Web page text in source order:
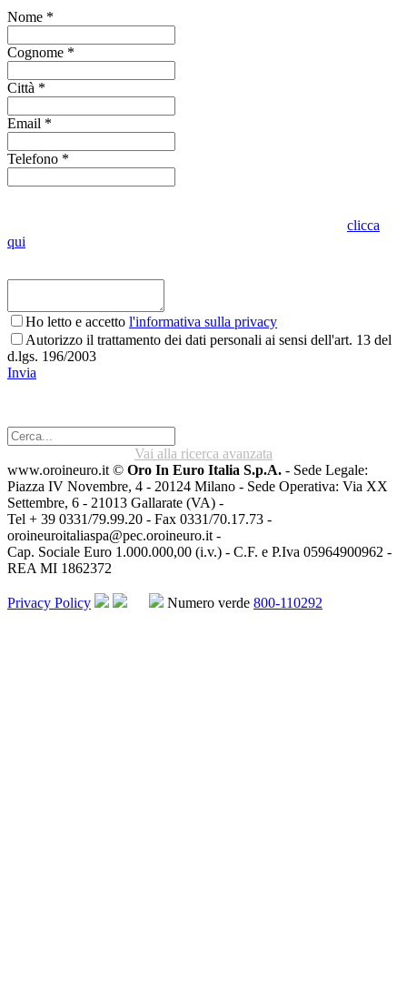
Nome *
Cognome *
Città *
Email *
Telefono *
clicca
qui
Ho letto e accetto l'informativa sulla privacy
Autorizzo il trattamento dei dati personali ai sensi dell'art. 13 del
d.lgs. 196/2003
Invia
Vai alla ricerca avanzata
www.oroineuro.it © Oro In Euro Italia S.p.A. - Sede Legale:
Piazza IV Novembre, 4 - 20124 Milano - Sede Operativa: Via XX
Settembre, 6 - 21013 Gallarate (VA) -
Tel + 39 0331/79.99.20 - Fax 0331/70.17.73 -
oroineuroitaliaspa@pec.oroineuro.it -
Cap. Sociale Euro 1.000.000,00 (i.v.) - C.F. e P.Iva 05964900962 -
REA MI 1862372
Privacy Policy Numero verde 800-110292